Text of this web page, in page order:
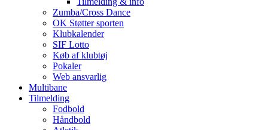
Zumba/Cross Dance
OK Støtter sporten
Klubkalender
SIF Lotto
Køb af klubtøj
Pokaler
Web ansvarlig
Multibane
Tilmelding
Fodbold
Håndbold